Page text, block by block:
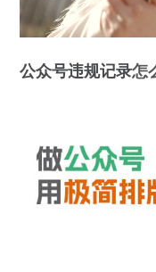
公众号违规记录怎